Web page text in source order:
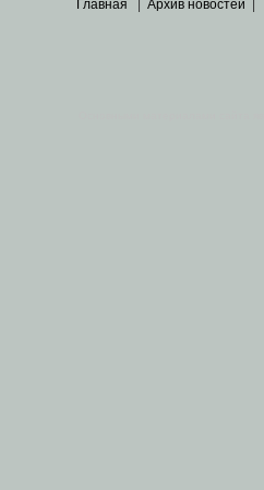
Главная Архив новостей